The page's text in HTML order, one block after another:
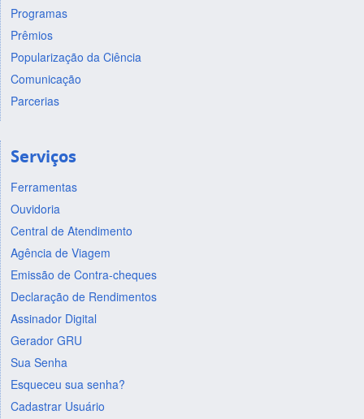
Programas
Prêmios
Popularização da Ciência
Comunicação
Parcerias
Serviços
Ferramentas
Ouvidoria
Central de Atendimento
Agência de Viagem
Emissão de Contra-cheques
Declaração de Rendimentos
Assinador Digital
Gerador GRU
Sua Senha
Esqueceu sua senha?
Cadastrar Usuário